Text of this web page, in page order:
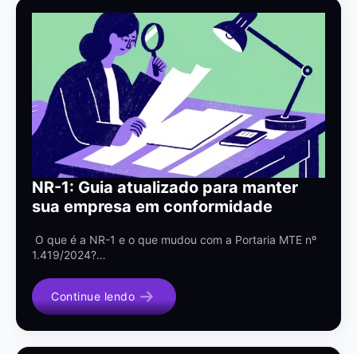
NR-1: Guia atualizado para manter
sua empresa em conformidade
O que é a NR-1 e o que mudou com a Portaria MTE nº
1.419/2024?…
Continue lendo